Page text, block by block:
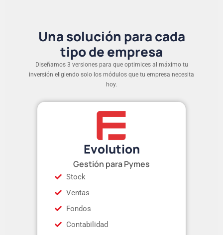
Una solución para cada
tipo de empresa
Diseñamos 3 versiones para que optimices al máximo tu
inversión eligiendo solo los módulos que tu empresa necesita
hoy.
Evolution
Gestión para Pymes
Stock
Ventas
Fondos
Contabilidad